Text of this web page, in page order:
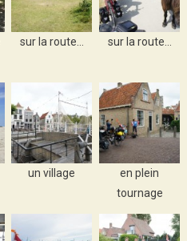
sur la route… sur la route…
un village
en plein
tournage